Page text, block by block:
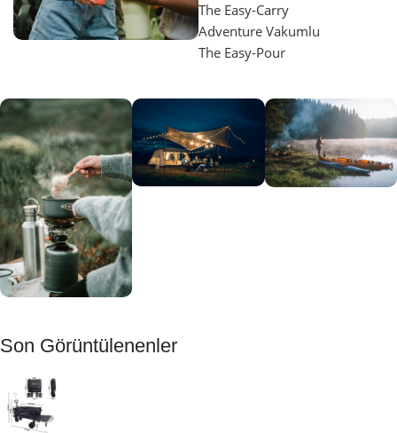
The Easy-Carry
Adventure Vakumlu
The Easy-Pour
Muftağı
Kampçı
Şefler İçin
Son Görüntülenenler